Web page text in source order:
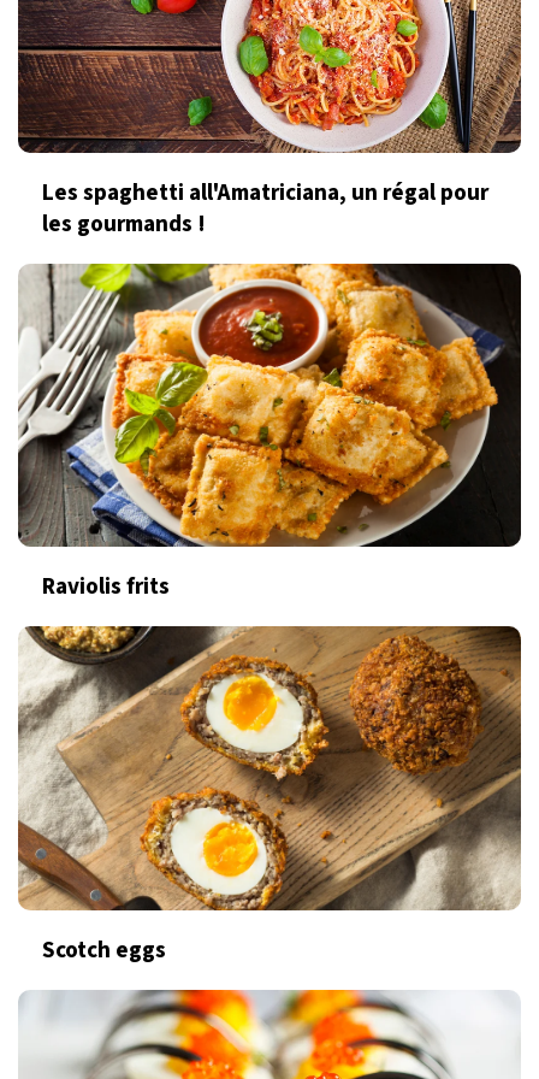
Les spaghetti all'Amatriciana, un régal pour
les gourmands !
Raviolis frits
Scotch eggs